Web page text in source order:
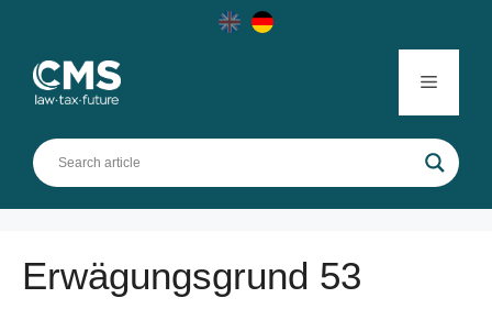
Menu
Erwägungsgrund 53